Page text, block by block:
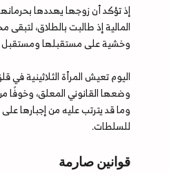
إذ تؤكد أن زوجها يهددها
المالية إذ طالبت بالطلاق،
وخشية على مستقبلها ومستقبل
اليوم تعيش المرأة الثلاثينية
وضعها القانوني المعلق، وخوفًا
وما قد يترتب عليه من إجبارها
للسلطات.
قوانين صارمة